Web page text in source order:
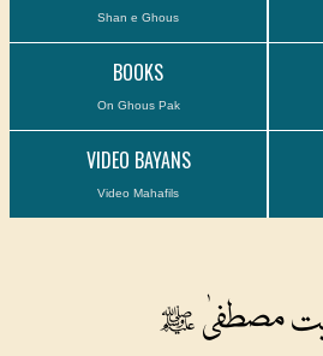
Shan e Ghous
BOOKS
On Ghous Pak
VIDEO BAYANS
Video Mahafils
مصطفیٰ ﷺ